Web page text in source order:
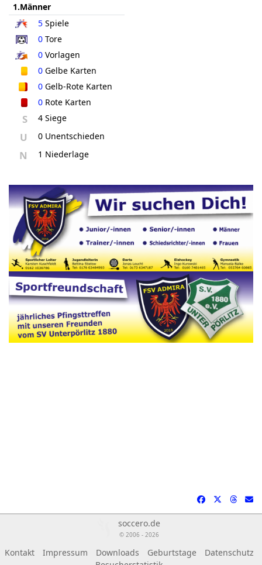
1.Männer
5 Spiele
0 Tore
0 Vorlagen
0 Gelbe Karten
0 Gelb-Rote Karten
0 Rote Karten
S 4 Siege
U 0 Unentschieden
N 1 Niederlage
soccero.de
© 2006 - 2026
Kontakt Impressum Downloads Geburtstage
Datenschutz